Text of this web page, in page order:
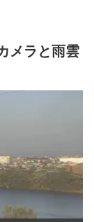
メラと雨雲